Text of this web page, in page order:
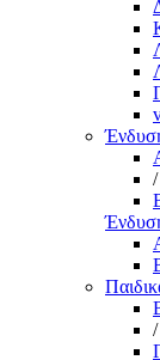
/
/